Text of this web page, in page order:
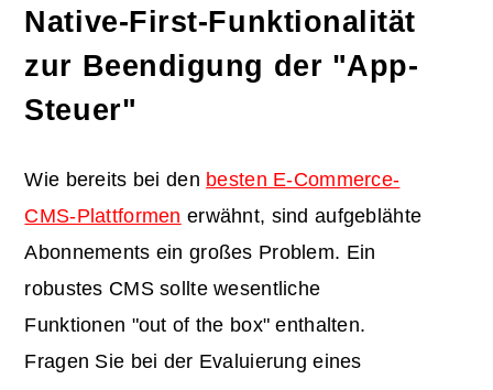
Native-First-Funktionalität
zur Beendigung der "App-
Steuer"
Wie bereits bei den besten E-Commerce-
CMS-Plattformen erwähnt, sind aufgeblähte
Abonnements ein großes Problem. Ein
robustes CMS sollte wesentliche
Funktionen "out of the box" enthalten.
Fragen Sie bei der Evaluierung eines